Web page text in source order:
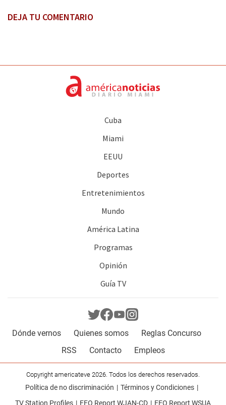
DEJA TU COMENTARIO
Cuba
Miami
EEUU
Deportes
Entretenimientos
Mundo
América Latina
Programas
Opinión
Guía TV
Dónde vernos Quienes somos
Reglas Concurso
RSS
Contacto Empleos
Copyright americateve 2026. Todos los derechos reservados.
Política de no discriminación
Términos y Condiciones
TV Station Profiles
EEO Report WJAN-CD EEO Report WSUA